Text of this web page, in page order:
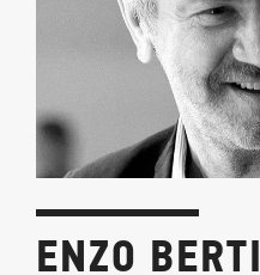
ENZO BERTI